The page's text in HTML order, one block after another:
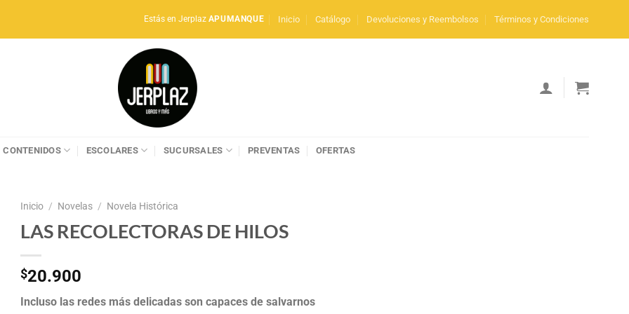
Estás en Jerplaz APUMANQUE Inicio Catálogo Devoluciones y Reembolsos Términos y Condiciones
CONTENIDOS ESCOLARES SUCURSALES PREVENTAS OFERTAS
Inicio / Novelas / Novela Histórica
LAS RECOLECTORAS DE HILOS
$20.900
Incluso las redes más delicadas son capaces de salvarnos